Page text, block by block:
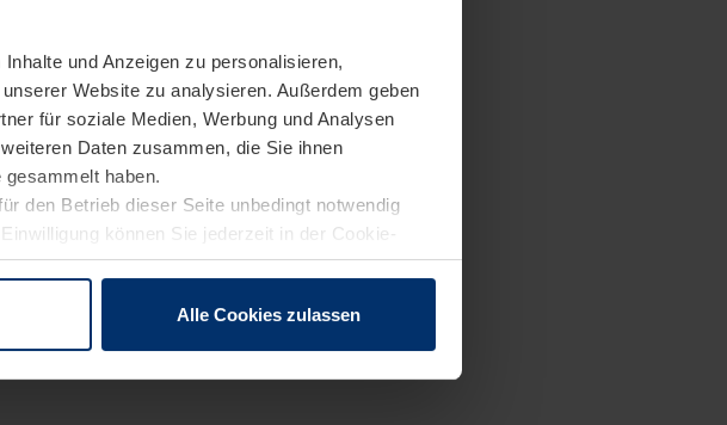
und Anzeigen zu personalisieren,
Website zu analysieren. Außerdem geben
für soziale Medien, Werbung und Analysen
Daten zusammen, die Sie ihnen
haben.
den Betrieb dieser Seite unbedingt notwendig
können Sie jederzeit in der Cookie-
oder widerrufen.
Alle Cookies zulassen